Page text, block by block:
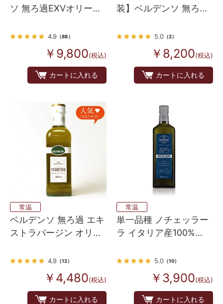
ソ 無ろ過EXVオリーブ
4.9 （88）
￥9,800(税込)
カートに入れる
装】ベルデンソ 無ろ過
本セット（箱入り）
5.0（2）
￥8,200(税込)
カートに入れる
常温
ベルデンソ 無ろ過 エキ
ストラバージン オリー
リア
4.9 （12）
￥4,480(税込)
カートに入れる
常温
単一品種 ノチェッラー
ラ イタリア産100%
5.0（10）
￥3,900(税込)
カートに入れる